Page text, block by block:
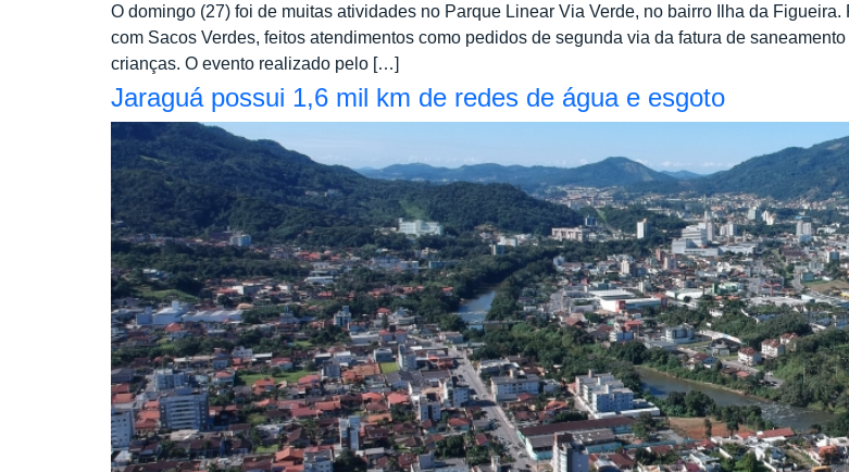
O domingo (27) foi de muitas atividades no Parque Linear Via Verde, no bairro Ilha da
com Sacos Verdes, feitos atendimentos como pedidos de segunda via da fatura de
crianças. O evento realizado pelo […]
Jaraguá possui 1,6 mil km de redes de água e esgoto